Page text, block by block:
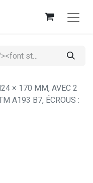
× 170 MM, AVEC 2
A193 B7, ÉCROUS :